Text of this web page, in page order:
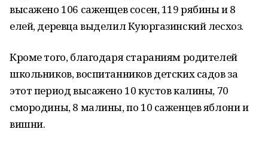
высажено 106 саженцев сосен, 119 рябины и 8
елей, деревца выделил Куюргазинский лесхоз.
Кроме того, благодаря стараниям родителей
школьников, воспитанников детских садов за
этот период высажено 10 кустов калины, 70
смородины, 8 малины, по 10 саженцев яблони и
вишни.